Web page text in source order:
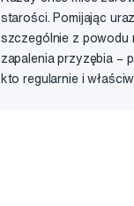
starości. Pomijając
szczególnie z powodu
zapalenia przyzębia –
kto regularnie i